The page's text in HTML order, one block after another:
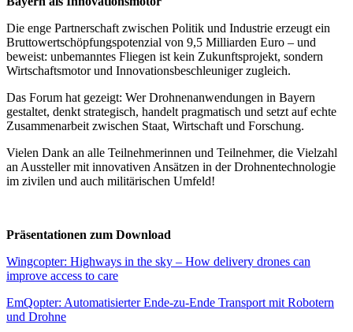
Die enge Partnerschaft zwischen Politik und Industrie erzeugt ein
Bruttowertschöpfungspotenzial von 9,5 Milliarden Euro – und
beweist: unbemanntes Fliegen ist kein Zukunftsprojekt, sondern
Wirtschaftsmotor und Innovationsbeschleuniger zugleich.
Das Forum hat gezeigt: Wer Drohnenanwendungen in Bayern
gestaltet, denkt strategisch, handelt pragmatisch und setzt auf echte
Zusammenarbeit zwischen Staat, Wirtschaft und Forschung.
Vielen Dank an alle Teilnehmerinnen und Teilnehmer, die Vielzahl
an Aussteller mit innovativen Ansätzen in der Drohnentechnologie
im zivilen und auch militärischen Umfeld!
Präsentationen zum Download
Wingcopter: Highways in the sky – How delivery drones can
improve access to care
EmQopter: Automatisierter Ende-zu-Ende Transport mit Robotern
und Drohne